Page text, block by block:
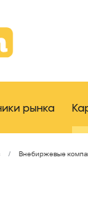
рынка
Внебиржевые